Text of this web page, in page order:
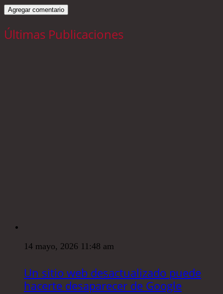
Últimas Publicaciones
14 mayo, 2026 11:48 am
Un sitio web desactualizado puede
hacerte desaparecer de Google